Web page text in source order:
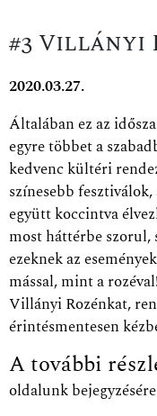
#3 Villányi
2020.03.27.
Általában ez az
egyre többet a
kedvenc kültéri
színesebb
együtt koccintva
most háttérbe szorul,
ezeknek az
mással, mint a rozéval!
Villányi Rozénkat,
érintésmentesen
A további
oldalunk bejegyzésére